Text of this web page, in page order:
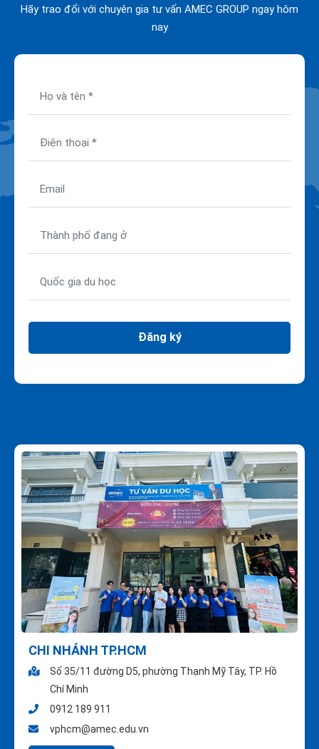
Hãy trao đổi với chuyên gia tư vấn AMEC GROUP ngay hôm
nay
Đăng ký
CHI NHÁNH TP.HCM
Số 35/11 đường D5, phường Thạnh Mỹ Tây, TP. Hồ
Chí Minh
0912 189 911
vphcm@amec.edu.vn